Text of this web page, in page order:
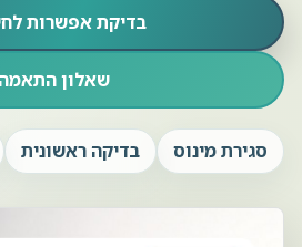
בדיקת אפשרות
שאלון
סגירת מינוס בדיקה ראשונית